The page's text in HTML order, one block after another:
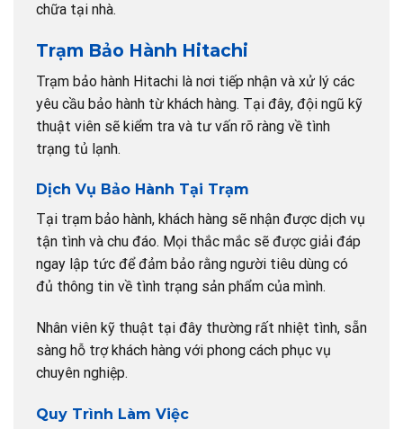
chữa tại nhà.
Trạm Bảo Hành Hitachi
Trạm bảo hành Hitachi là nơi tiếp nhận và xử lý các
yêu cầu bảo hành từ khách hàng. Tại đây, đội ngũ kỹ
thuật viên sẽ kiểm tra và tư vấn rõ ràng về tình
trạng tủ lạnh.
Dịch Vụ Bảo Hành Tại Trạm
Tại trạm bảo hành, khách hàng sẽ nhận được dịch vụ
tận tình và chu đáo. Mọi thắc mắc sẽ được giải đáp
ngay lập tức để đảm bảo rằng người tiêu dùng có
đủ thông tin về tình trạng sản phẩm của mình.
Nhân viên kỹ thuật tại đây thường rất nhiệt tình, sẵn
sàng hỗ trợ khách hàng với phong cách phục vụ
chuyên nghiệp.
Quy Trình Làm Việc